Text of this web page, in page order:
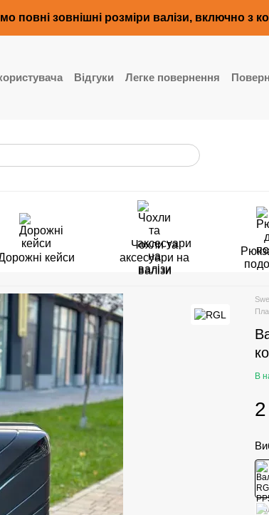
повні зовнішні розміри валізи, включно з
Відгуки Легке повернення
кейси
Чохли та
аксесуари на
валізи
В